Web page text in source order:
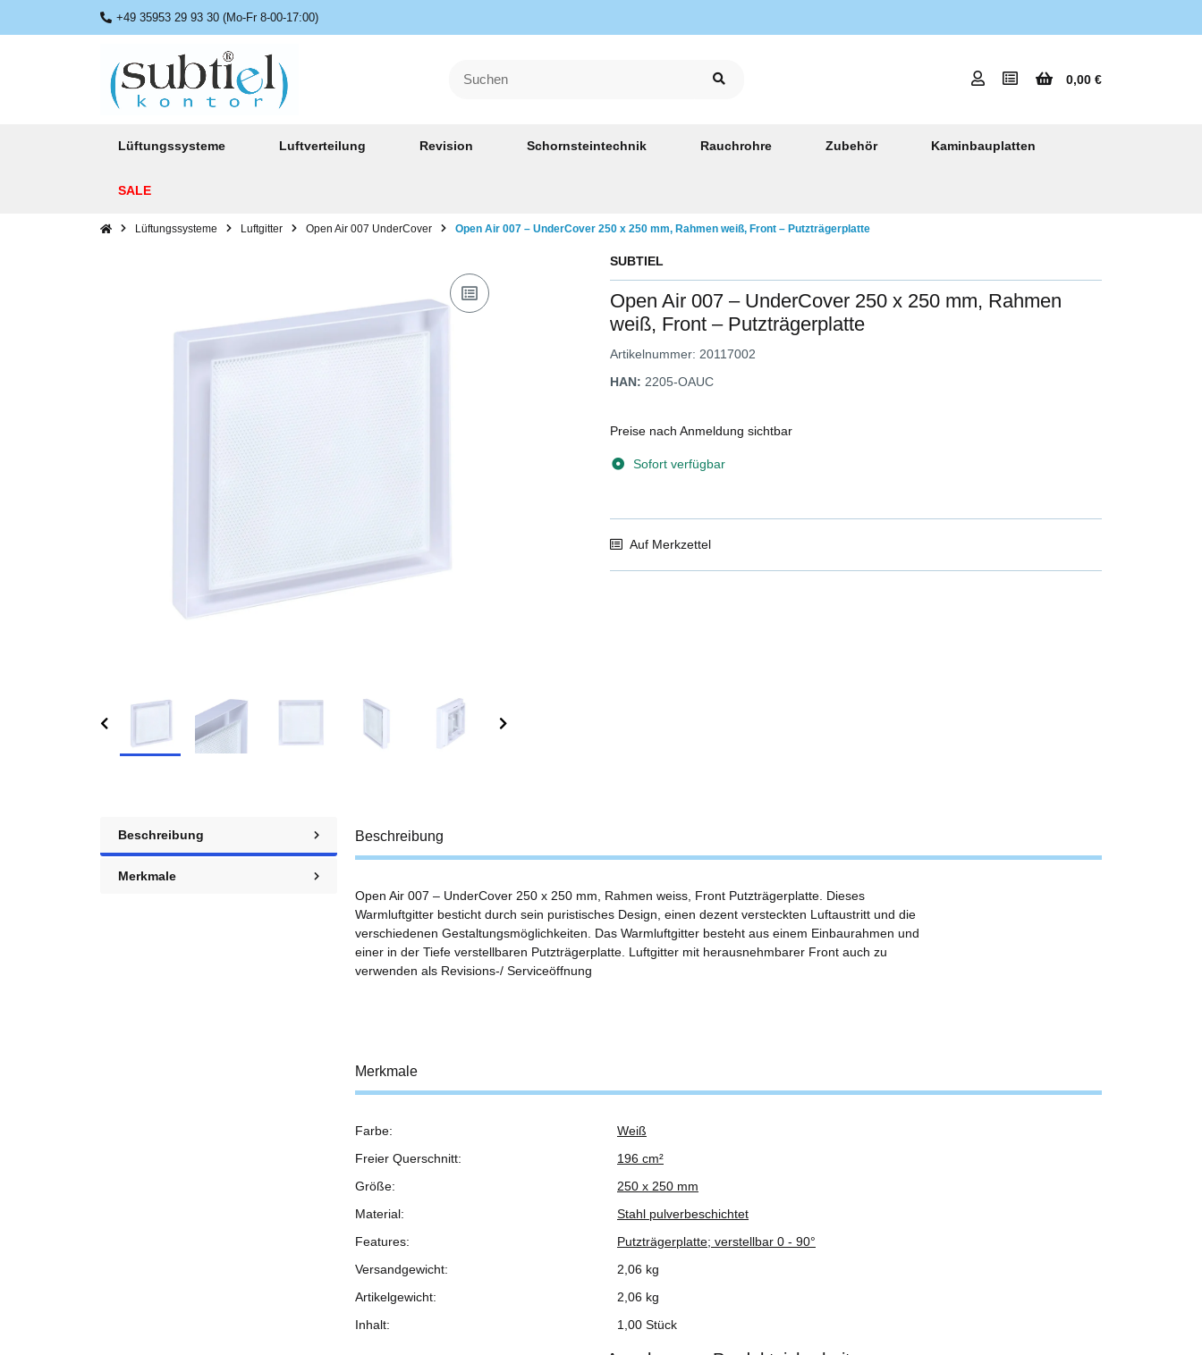
+49 35953 29 93 30 (Mo-Fr 8-00-17:00)
0,00 €
Lüftungssysteme Luftverteilung Revision Schornsteintechnik Rauchrohre Zubehör Kaminbauplatten
SALE
Lüftungssysteme Luftgitter Open Air 007 UnderCover Open Air 007 – UnderCover 250 x 250 mm, Rahmen weiß, Front – Putzträgerplatte
SUBTIEL
Open Air 007 – UnderCover 250 x 250 mm, Rahmen
weiß, Front – Putzträgerplatte
Artikelnummer: 20117002
HAN: 2205-OAUC
Preise nach Anmeldung sichtbar
Sofort verfügbar
Auf Merkzettel
Beschreibung
Merkmale
Beschreibung
Open Air 007 – UnderCover 250 x 250 mm, Rahmen weiss, Front Putzträgerplatte. Dieses
Warmluftgitter besticht durch sein puristisches Design, einen dezent versteckten Luftaustritt und die
verschiedenen Gestaltungsmöglichkeiten. Das Warmluftgitter besteht aus einem Einbaurahmen und
einer in der Tiefe verstellbaren Putzträgerplatte. Luftgitter mit herausnehmbarer Front auch zu
verwenden als Revisions-/ Serviceöffnung
Merkmale
Produkteigenschaft
Wert
Farbe:
Weiß
Freier Querschnitt:
196 cm²
Größe:
250 x 250 mm
Material:
Stahl pulverbeschichtet
Features:
Putzträgerplatte; verstellbar 0 - 90°
Versandgewicht:
2,06 kg
Artikelgewicht:
2,06 kg
Inhalt:
1,00 Stück